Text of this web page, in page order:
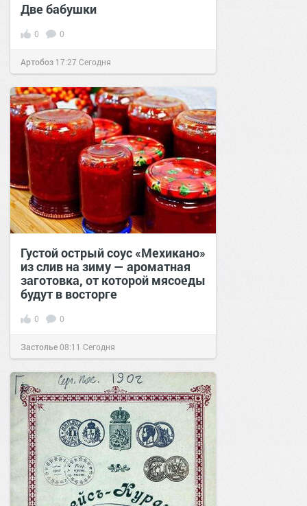
Две бабушки
0 0
Артобоз 17:27 Сегодня
Густой острый соус «Мехикано»
из слив на зиму — ароматная
заготовка, от которой мясоеды
будут в восторге
0 0
Застолье08:11 Сегодня